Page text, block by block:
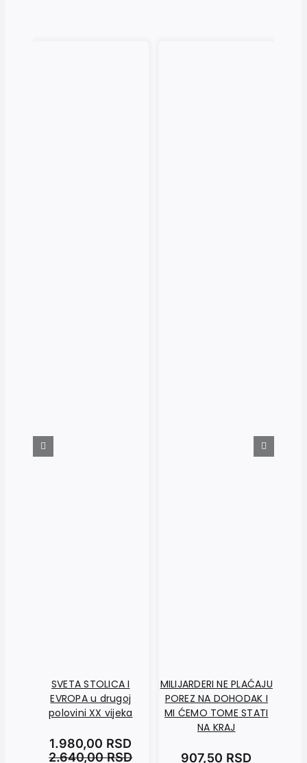
SVETA STOLICA I
EVROPA u drugoj
polovini XX vijeka
2.640,00RSD
1.980,00 RSD
MILIJARDERI NE PLAĆAJU
POREZ NA DOHODAK I
MI ĆEMO TOME STATI
NA KRAJ
907,50 RSD